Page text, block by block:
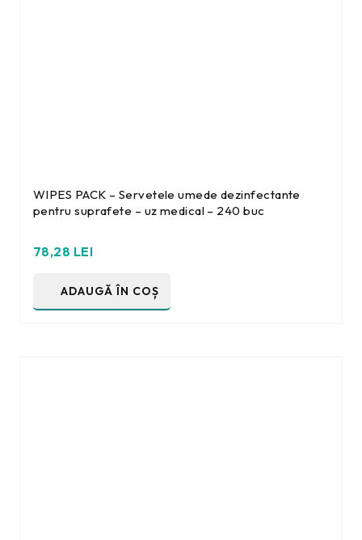
WIPES PACK – Servetele umede dezinfectante
pentru suprafete – uz medical – 240 buc
78,28 LEI
ADAUGĂ ÎN COȘ